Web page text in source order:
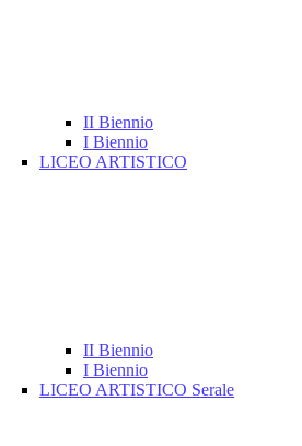
II Biennio
I Biennio
LICEO ARTISTICO
II Biennio
I Biennio
LICEO ARTISTICO Serale